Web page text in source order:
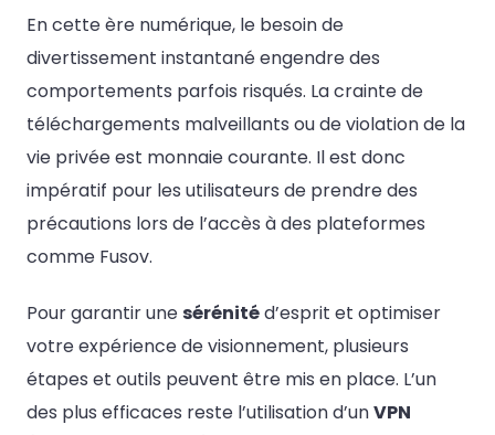
En cette ère numérique, le besoin de
divertissement instantané engendre des
comportements parfois risqués. La crainte de
téléchargements malveillants ou de violation de la
vie privée est monnaie courante. Il est donc
impératif pour les utilisateurs de prendre des
précautions lors de l’accès à des plateformes
comme Fusov.
Pour garantir une sérénitéd’esprit et optimiser
votre expérience de visionnement, plusieurs
étapes et outils peuvent être mis en place. L’un
des plus efficaces reste l’utilisation d’unVPN